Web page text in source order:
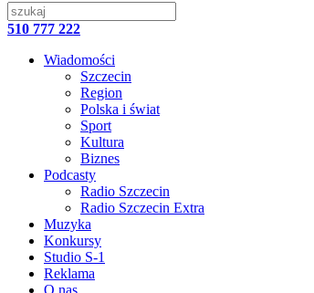
510 777 222
Wiadomości
Szczecin
Region
Polska i świat
Sport
Kultura
Biznes
Podcasty
Radio Szczecin
Radio Szczecin Extra
Muzyka
Konkursy
Studio S-1
Reklama